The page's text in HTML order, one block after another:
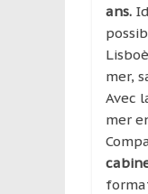
ans.
mer,
Avec
mer